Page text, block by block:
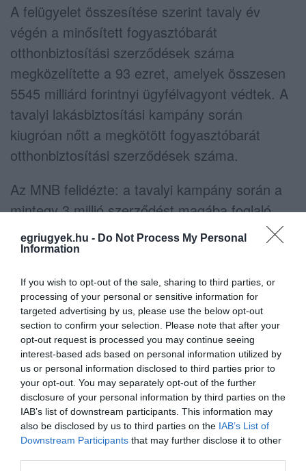
egriugyek.hu - Do Not Process My Personal
Information
If you wish to opt-out of the sale, sharing to third parties, or
processing of your personal or sensitive information for
targeted advertising by us, please use the below opt-out
section to confirm your selection. Please note that after your
opt-out request is processed you may continue seeing
interest-based ads based on personal information utilized by
us or personal information disclosed to third parties prior to
your opt-out. You may separately opt-out of the further
disclosure of your personal information by third parties on the
IAB’s list of downstream participants. This information may
also be disclosed by us to third parties on the IAB’s List of
Downstream Participants that may further disclose it to other
A felügyelet összesítése szerint tavaly év
végén a minősített fogyasztóbarát
otthonbiztosítási szerződések száma
megközelítette a 93 ezret, amelyek összesen
5545 milliárd forintnyi ügyfélvagyont védtek. A
tavalyi lakásbiztosítási kampány során
kiugróan nőtt a megkötött fogyasztóbarát
otthonbiztosítási szerződések száma.
Az MNB felidézte: a tavalyi kampány során a
mintegy 3 millió szerződést magába foglaló
hazai lakásbiztosítási állomány több mint 20
százalékát felülvizsgálták az ügyfelek. A
csökkentek, vagy azonos fedezet és díj mellett
a biztosítók növelték kárkifizetéseiket, valamint
szolgáltatási körüket. Összesen 640 ezer
szerződés mozdult meg a kampányban, és az
eddigi intézményüknél újra szerződők mellett
több mint 300 ezren biztosítót is váltottak.
Indexkép: pixabay